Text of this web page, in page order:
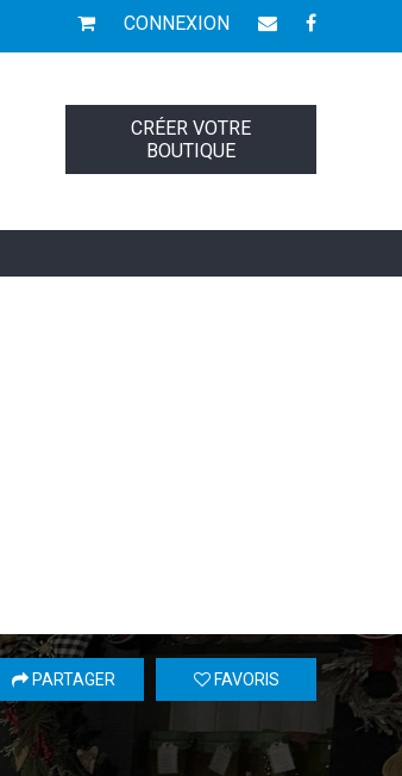
CONNEXION
CRÉER VOTRE
BOUTIQUE
FAVORIS
PARTAGER